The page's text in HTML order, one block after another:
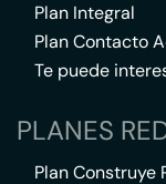
Plan Integral
Plan Contacto
Te puede
PLANES
Plan Construye